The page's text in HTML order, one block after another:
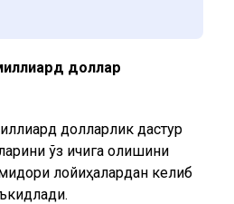
доллар
долларлик дастур
ўз ичига олишини
лойиҳалардан келиб